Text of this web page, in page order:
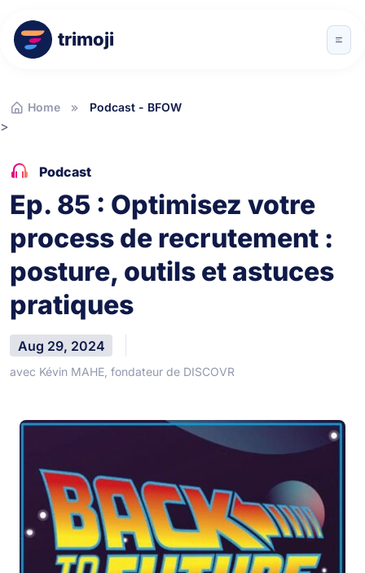
trimoji
Home Podcast - BFOW
>
Podcast
Ep. 85 : Optimisez votre
process de recrutement :
posture, outils et astuces
pratiques
Aug 29, 2024
avec Kévin MAHE, fondateur de DISCOVR